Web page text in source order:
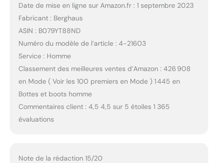
Date de mise en ligne sur Amazon.fr : 1 septembre 2023
Fabricant : Berghaus
ASIN : B079YT88ND
Numéro du modèle de l’article : 4-21603
Service : Homme
Classement des meilleures ventes d’Amazon : 426 908
en Mode ( Voir les 100 premiers en Mode ) 1 445 en
Bottes et boots homme
Commentaires client : 4,5 4,5 sur 5 étoiles 1 365
évaluations
Note de la rédaction 15/20